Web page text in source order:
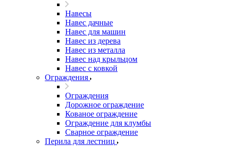
Навесы
Навес дачные
Навес для машин
Навес из дерева
Навес из металла
Навес над крыльцом
Навес с ковкой
Ограждения
Ограждения
Дорожное ограждение
Кованое ограждение
Ограждение для клумбы
Сварное ограждение
Перила для лестниц